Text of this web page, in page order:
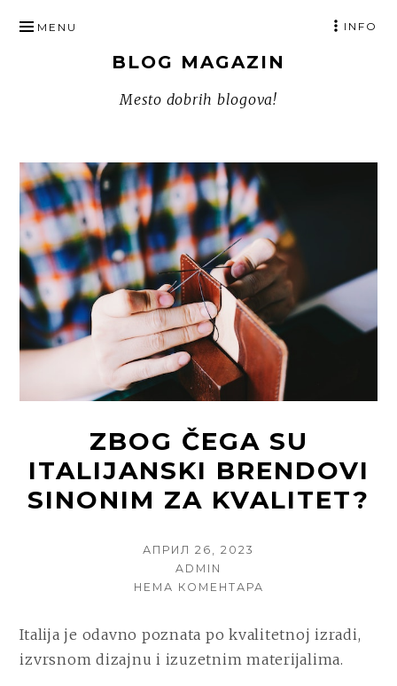
TO
BLOG MAGAZIN
Mesto dobrih blogova!
MENU INFO
ZBOG ČEGA SU
ITALIJANSKI BRENDOVI
SINONIM ZA KVALITET?
POSTED
АПРИЛ 26, 2023
AUTHOR
ADMIN
НЕМА КОМЕНТАРА
SU
ITALIJANSKI
Italija je odavno poznata po kvalitetnoj izradi,
izvrsnom dizajnu i izuzetnim materijalima.